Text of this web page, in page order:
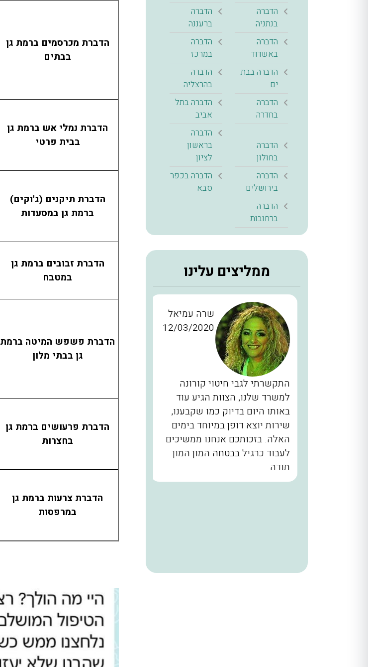
הדברה
בנתניה
הדברה
ברעננה
הדברה
באשדוד
הדברה
במרכז
הדברה בבת
ים
הדברה
בהרצליה
הדברה
בחדרה
הדברה בתל
אביב
הדברה
בחולון
הדברה
בראשון
לציון
הדברה
בירושלים
הדברה בכפר
סבא
הדברה
ברחובות
ממליצים עלינו
שרה עמיאל
12/03/2020
התקשרתי לגבי חיטוי קורונה
למשרד שלנו, הצוות הגיע עוד
באותו היום בדיוק כמו שקבענו,
שירות יוצא דופן במיוחד בימים
האלה. בזכותכם אנחנו ממשיכים
לעבוד כרגיל בבטחה המון המון
תודה
טרמיטים שהיו לנו בחדר שינה
את העבודה בצורה מושלמת וגם
נתן לנו אחריות ככה שאנחנו
לטרמיטים. תודה על השירות
ואחרי ההדברהיש לציין שהמדביר
הגיע עם כפפות ומסכה כמו
הדברת מכרסמים ברמת גן
בבתים
הדברת נמלי אש ברמת גן
בבית פרטי
הדברת תיקנים (ג'וקים)
ברמת גן במסעדות
הדברת זבובים ברמת גן
במטבח
הדברת פשפש המיטה ברמת
גן בבתי מלון
הדברת פרעושים ברמת גן
בחצרות
הדברת צרעות ברמת גן
במרפסות